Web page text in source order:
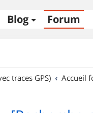
Blog Forum
traces GPS)
Accueil